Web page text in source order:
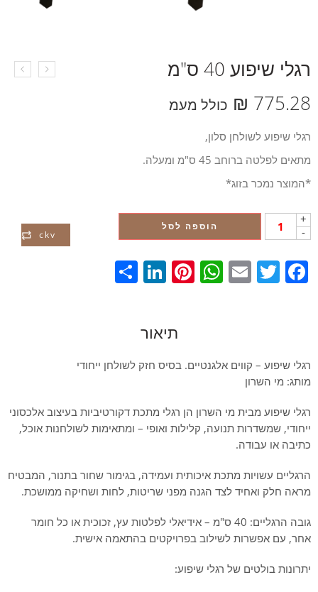
רגלי שיפוע 40 ס"מ
775.28
₪ כולל מעמ
רגלי שיפוע לשולחן סלון,
מתאים לפלטה ברוחב 45 ס"מ ומעלה.
*המוצר נמכר בזוג*
+
-
הוספה לסל
ckv
Facebook
Twitter
Email
WhatsApp
Pinterest
LinkedIn
תיאור
רגלי שיפוע – קווים אלגנטיים. בסיס חזק לשולחן ייחודי
מותג: מי השרון
רגלי שיפוע מבית מי השרון הן רגלי מתכת דקורטיביות בעיצוב אלכסוני
ייחודי, שמשדרות תנועה, קלילות ואופי – ומתאימות לשולחנות אוכל,
כתיבה או עבודה.
הרגליים עשויות מתכת איכותית ועמידה, בגימור שחור בתנור, המבטיח
מראה חלק ואחיד לצד הגנה מפני שריטות, לחות ושחיקה ממושכת.
גובה הרגליים: 40 ס"מ – אידיאלי לפלטות עץ, זכוכית או כל חומר
אחר, עם אפשרות לשילוב בפרויקטים בהתאמה אישית.
יתרונות בולטים של רגלי שיפוע: